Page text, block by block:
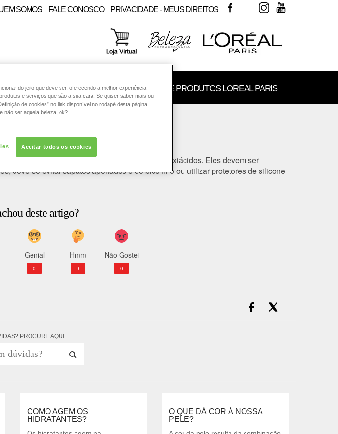
SOMOS FALE CONOSCO PRIVACIDADE - MEUS DIREITOS FACEBOOKTWITTERINSTAGRAM
CABELO SOLAR CONSULTORIA DE PRODUTOS LOREAL PARIS
com manteiga de karité, glicerina e alfahidroxiácidos. Eles devem ser
deve-se evitar sapatos apertados e de bico fino ou utilizar protetores de silicone
deste artigo?
Genial
0
Hmm
0
Não Gostei
0
PROCURE AQUI...
COMO AGEM OS
HIDRATANTES?
O QUE DÁ COR À NOSSA
PELE?
do jeito que deve ser, oferecendo a melhor experiência
e serviços que são a sua cara. Se quiser saber mais ou
de cookies” no link disponível no rodapé desta página.
não ser aquela beleza, ok?
Aceitar todos os cookies